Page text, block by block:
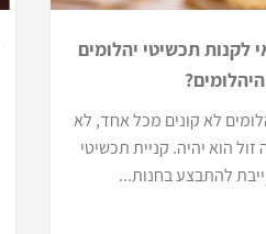
לקנות תכשיטי יהלומים
לא קונים מכל אחד, לא
הוא יהיה. קניית תכשיטי
להתבצע בחנות...